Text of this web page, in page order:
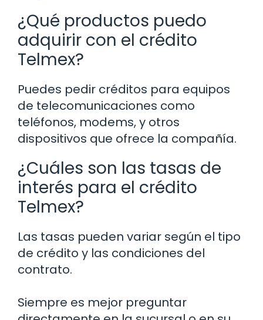
¿Qué productos puedo
adquirir con el crédito
Telmex?
Puedes pedir créditos para equipos
de telecomunicaciones como
teléfonos, modems, y otros
dispositivos que ofrece la compañía.
¿Cuáles son las tasas de
interés para el crédito
Telmex?
Las tasas pueden variar según el tipo
de crédito y las condiciones del
contrato.
Siempre es mejor preguntar